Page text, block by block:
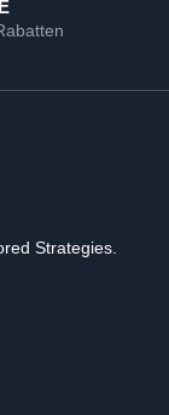
Strategies.